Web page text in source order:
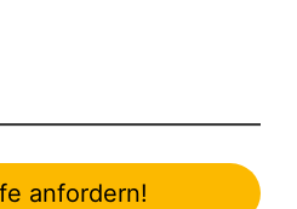
anfordern!